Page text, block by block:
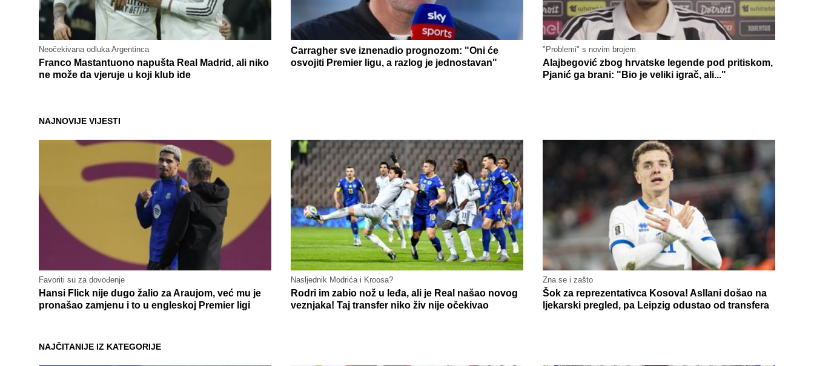
Neočekivana odluka Argentinca
Franco Mastantuono napušta Real Madrid, ali niko
ne može da vjeruje u koji klub ide
Carragher sve iznenadio prognozom: "Oni će
osvojiti Premier ligu, a razlog je jednostavan"
"Problemi" s novim brojem
Alajbegović zbog hrvatske legende pod pritiskom,
Pjanić ga brani: "Bio je veliki igrač, ali..."
NAJNOVIJE VIJESTI
Favoriti su za dovođenje
Hansi Flick nije dugo žalio za Araujom, već mu je
pronašao zamjenu i to u engleskoj Premier ligi
Nasljednik Modrića i Kroosa?
Rodri im zabio nož u leđa, ali je Real našao novog
veznjaka! Taj transfer niko živ nije očekivao
Zna se i zašto
Šok za reprezentativca Kosova! Asllani došao na
ljekarski pregled, pa Leipzig odustao od transfera
NAJČITANIJE IZ KATEGORIJE